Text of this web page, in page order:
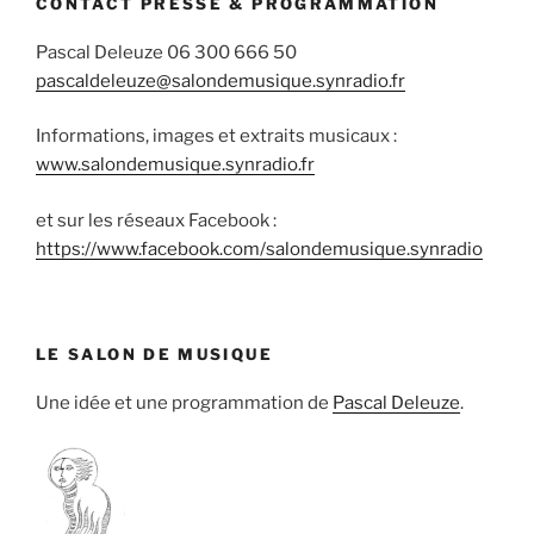
CONTACT PRESSE & PROGRAMMATION
Pascal Deleuze 06 300 666 50
pascaldeleuze@salondemusique.synradio.fr
Informations, images et extraits musicaux :
www.salondemusique.synradio.fr
et sur les réseaux Facebook :
https://www.facebook.com/salondemusique.synradio
LE SALON DE MUSIQUE
Une idée et une programmation de Pascal Deleuze.